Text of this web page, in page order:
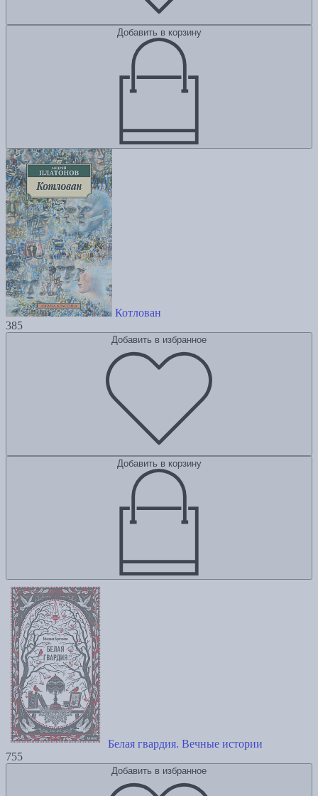
Добавить в корзину
Котлован
385
Добавить в избранное
Добавить в корзину
Белая гвардия. Вечные истории
755
Добавить в избранное